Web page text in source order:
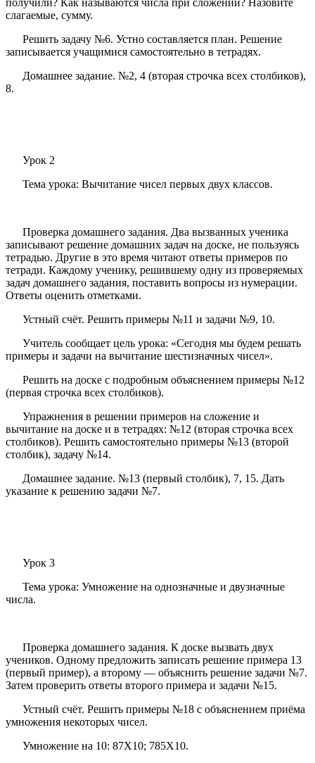
получили? Как называются числа при сложении? Назовите
слагаемые, сумму.
Решить задачу №6. Устно составляется план. Решение
записывается учащимися самостоятельно в тетрадях.
Домашнее задание. №2, 4 (вторая строчка всех столбиков),
8.
Урок 2
Тема урока: Вычитание чисел первых двух классов.
Проверка домашнего задания. Два вызванных ученика
записывают решение домашних задач на доске, не пользуясь
тетрадью. Другие в это время читают ответы примеров по
тетради. Каждому ученику, решившему одну из проверяемых
задач домашнего задания, поставить вопросы из нумерации.
Ответы оценить отметками.
Устный счёт. Решить примеры №11 и задачи №9, 10.
Учитель сообщает цель урока: «Сегодня мы будем решать
примеры и задачи на вычитание шестизначных чисел».
Решить на доске с подробным объяснением примеры №12
(первая строчка всех столбиков).
Упражнения в решении примеров на сложение и
вычитание на доске и в тетрадях: №12 (вторая строчка всех
столбиков). Решить самостоятельно примеры №13 (второй
столбик), задачу №14.
Домашнее задание. №13 (первый столбик), 7, 15. Дать
указание к решению задачи №7.
Урок 3
Тема урока: Умножение на однозначные и двузначные
числа.
Проверка домашнего задания. К доске вызвать двух
учеников. Одному предложить записать решение примера 13
(первый пример), а второму — объяснить решение задачи №7.
Затем проверить ответы второго примера и задачи №15.
Устный счёт. Решить примеры №18 с объяснением приёма
умножения некоторых чисел.
Умножение на 10: 87X10; 785X10.